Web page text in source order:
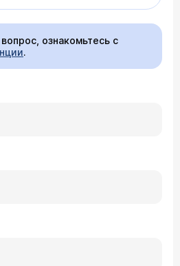
ознакомьтесь с
.